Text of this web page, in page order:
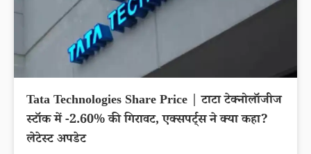
Tata Technologies Share Price | टाटा टेक्नोलॉजीज
स्टॉक में -2.60% की गिरावट, एक्सपर्ट्स ने क्या कहा?
लेटेस्ट अपडेट